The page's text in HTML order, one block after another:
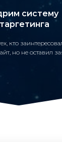
систему
кто
но не оставил